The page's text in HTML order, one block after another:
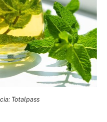
Totalpass